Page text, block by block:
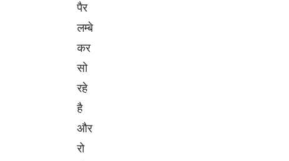
पैर
लम्बे
कर
सो
रहे
है
और
रो